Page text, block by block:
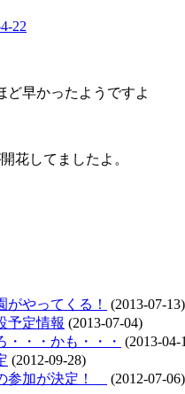
22
ど早かったようですよ
花してましたよ。
やってくる！
(2013-07-13)
予定情報 (2013-07-04)
・・かも・・・ (2013-04-
(2012-09-28)
参加が決定！
(2012-07-06)